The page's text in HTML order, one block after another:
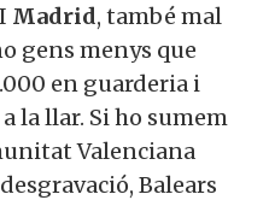
Madrid, també mal
gens menys que
en guarderia i
la llar. Si ho sumem
Valenciana
Balears